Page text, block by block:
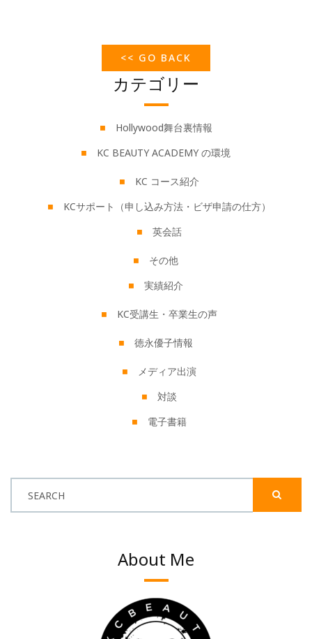
カテゴリー
Hollywood舞台裏情報
KC BEAUTY ACADEMY の環境
KC コース紹介
KCサポート（申し込み方法・ビザ申請の仕方）
英会話
その他
実績紹介
KC受講生・卒業生の声
徳永優子情報
メディア出演
対談
電子書籍
SEARCH
About Me
<< GO BACK